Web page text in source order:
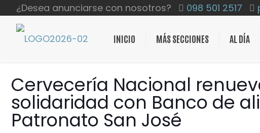
¿Desea anunciarse con nosotros? 098 501 2517
INICIO MÁS SECCIONES AL DÍA
Cervecería Nacional
solidaridad con Banco de
Patronato San José